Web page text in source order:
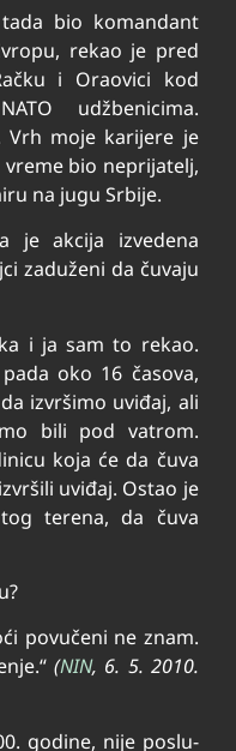
bio komandant
rekao je pred
i Oraovici kod
udžbenicima.
Vrh moje karijere je
vreme bio neprijatelj,
na jugu Srbije.
je akcija izvedena
zaduženi da čuvaju
i ja sam to rekao.
oko 16 časova,
izvršimo uviđaj, ali
bili pod vatrom.
koja će da čuva
uviđaj. Ostao je
terena, da čuva
povučeni ne znam.
(NIN, 6. 5. 2010.
go­di­ne, ni­je po­slu­